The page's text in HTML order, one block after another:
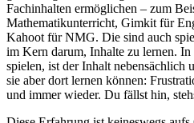
Fachinhalten ermöglichen – zum
Mathematikunterricht, Gimkit für
Kahoot für NMG. Die sind auch
im Kern darum, Inhalte zu lernen.
spielen, ist der Inhalt nebensächlich
sie aber dort lernen können:
und immer wieder. Du fällst hin,